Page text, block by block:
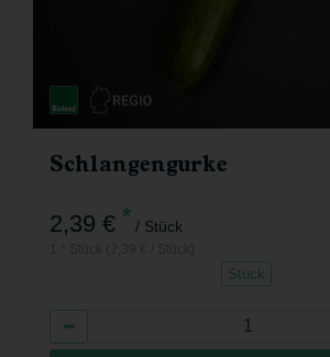
Schlangengurke
2,39 € * / Stück
Stück